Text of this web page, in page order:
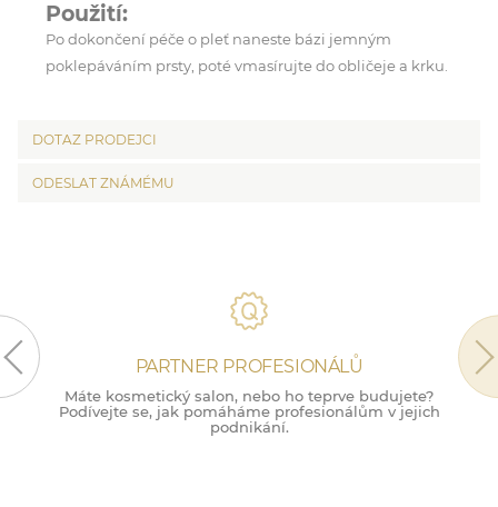
Použití:
Po dokončení péče o pleť naneste bázi jemným
poklepáváním prsty, poté vmasírujte do obličeje a krku.
DOTAZ PRODEJCI
ODESLAT ZNÁMÉMU
PARTNER PROFESIONÁLŮ
Máte kosmetický salon, nebo ho teprve budujete?
Podívejte se, jak pomáháme profesionálům v jejich
podnikání.